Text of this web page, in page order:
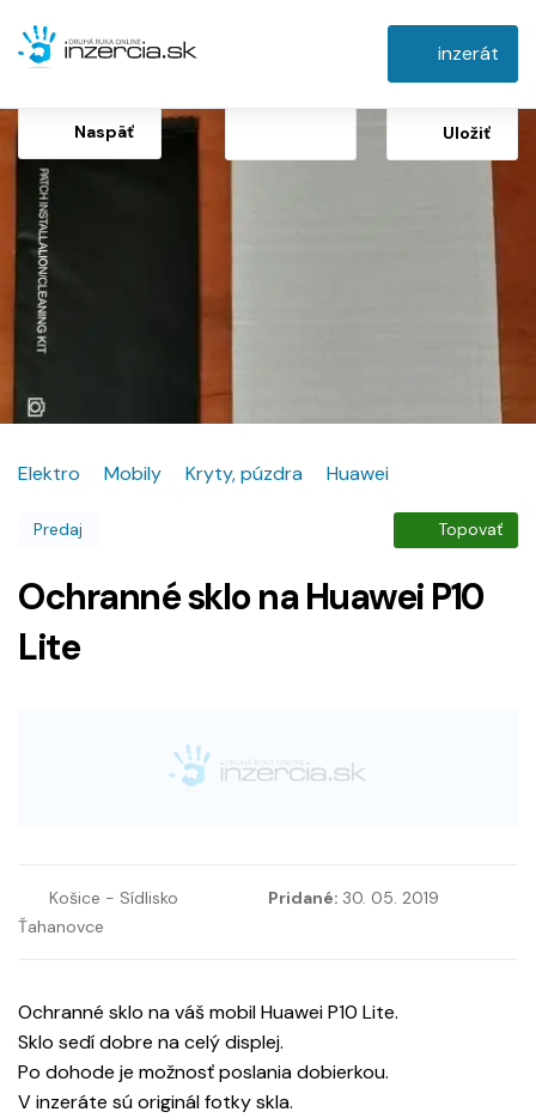
inzerát
Naspäť Uložiť
Elektro Mobily Kryty, púzdra Huawei
Predaj Topovať
Ochranné sklo na Huawei P10
Lite
Košice - Sídlisko
Ťahanovce
Pridané: 30. 05. 2019
Ochranné sklo na váš mobil Huawei P10 Lite.
Sklo sedí dobre na celý displej.
Po dohode je možnosť poslania dobierkou.
V inzeráte sú originál fotky skla.